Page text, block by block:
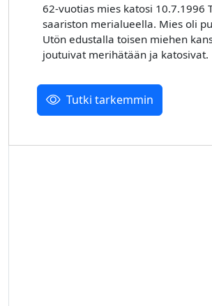
62-vuotias mies katosi 10.7.1996
saariston merialueella. Mies oli
Utön edustalla toisen miehen
joutuivat merihätään ja katosivat.
Tutki tarkemmin